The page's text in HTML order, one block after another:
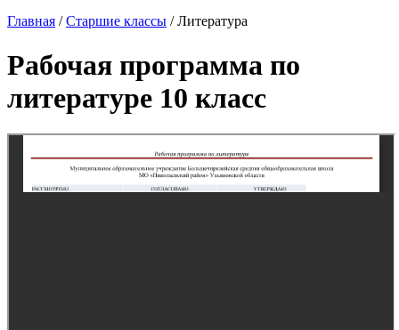
Главная /Старшие классы /Литература
Рабочая программа по
литературе 10 класс